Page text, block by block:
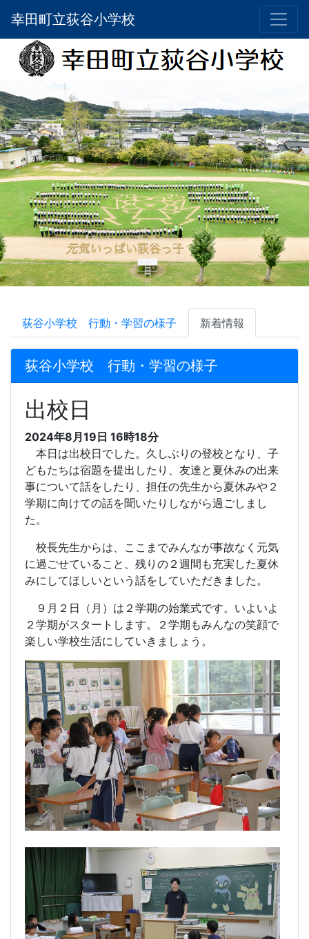
幸田町立荻谷小学校
荻谷小学校 行動・学習の様子 新着情報
荻谷小学校 行動・学習の様子
出校日
2024年8月19日 16時18分
本日は出校日でした。久しぶりの登校となり、子
どもたちは宿題を提出したり、友達と夏休みの出来
事について話をしたり、担任の先生から夏休みや２
学期に向けての話を聞いたりしながら過ごしまし
た。
校長先生からは、ここまでみんなが事故なく元気
に過ごせていること、残りの２週間も充実した夏休
みにしてほしいという話をしていただきました。
９月２日（月）は２学期の始業式です。いよいよ
２学期がスタートします。２学期もみんなの笑顔で
楽しい学校生活にしていきましょう。